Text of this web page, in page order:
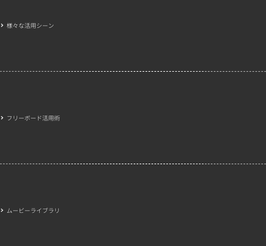
様々な活用シーン
フリーボード活用術
ムービーライブラリ